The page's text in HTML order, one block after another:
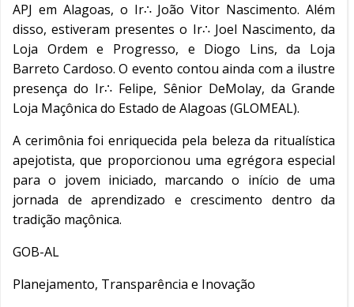
APJ em Alagoas, o Ir∴ João Vitor Nascimento. Além
disso, estiveram presentes o Ir∴ Joel Nascimento, da
Loja Ordem e Progresso, e Diogo Lins, da Loja
Barreto Cardoso. O evento contou ainda com a ilustre
presença do Ir∴ Felipe, Sênior DeMolay, da Grande
Loja Maçônica do Estado de Alagoas (GLOMEAL).
A cerimônia foi enriquecida pela beleza da ritualística
apejotista, que proporcionou uma egrégora especial
para o jovem iniciado, marcando o início de uma
jornada de aprendizado e crescimento dentro da
tradição maçônica.
GOB-AL
Planejamento, Transparência e Inovação